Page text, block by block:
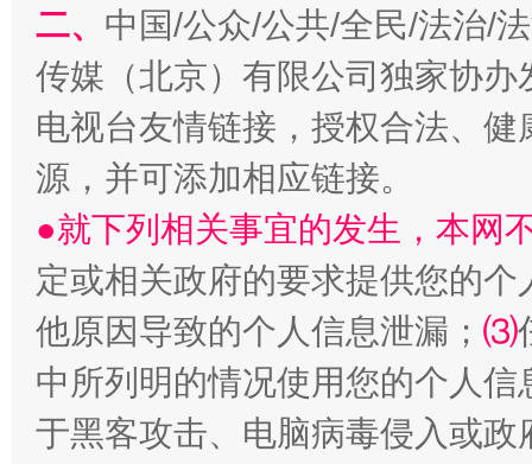
站台名比不上好声名
二、 中国/公众/公共/全民/法治/
传媒（北京）有限公司独家协
电视台友情链接，授权合法、
源，并可添加相应链接。
●就下列相关事宜的发生，本网
定或相关政府的要求提供您的个
他原因导致的个人信息泄漏； ⑶
中所列明的情况使用您的个人
于黑客攻击、电脑病毒侵入或